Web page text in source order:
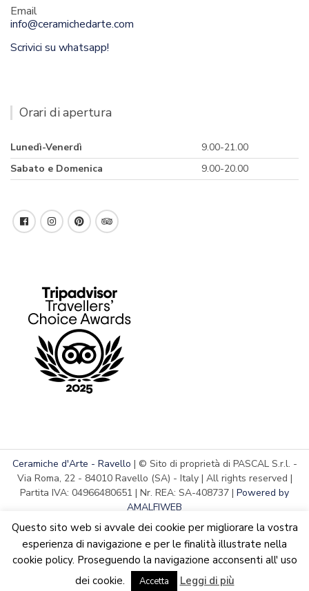
We are updating the website. Some products may suffer
variations
Ignora
Email
info@ceramichedarte.com
Scrivici su whatsapp!
Orari di apertura
Lunedì-Venerdì
9.00-21.00
Sabato e Domenica
9.00-20.00
Ceramiche d'Arte - Ravello | © Sito di proprietà di PASCAL S.r.l. -
Via Roma, 22 - 84010 Ravello (SA) - Italy | All rights reserved |
Partita IVA: 04966480651 | Nr. REA: SA-408737 | Powered by
AMALFIWEB
Questo sito web si avvale dei cookie per migliorare la vostra
esperienza di navigazione e per le finalità illustrate nella
cookie policy. Proseguendo la navigazione acconsenti all' uso
dei cookie.
Accetta Leggi di più
Italiano